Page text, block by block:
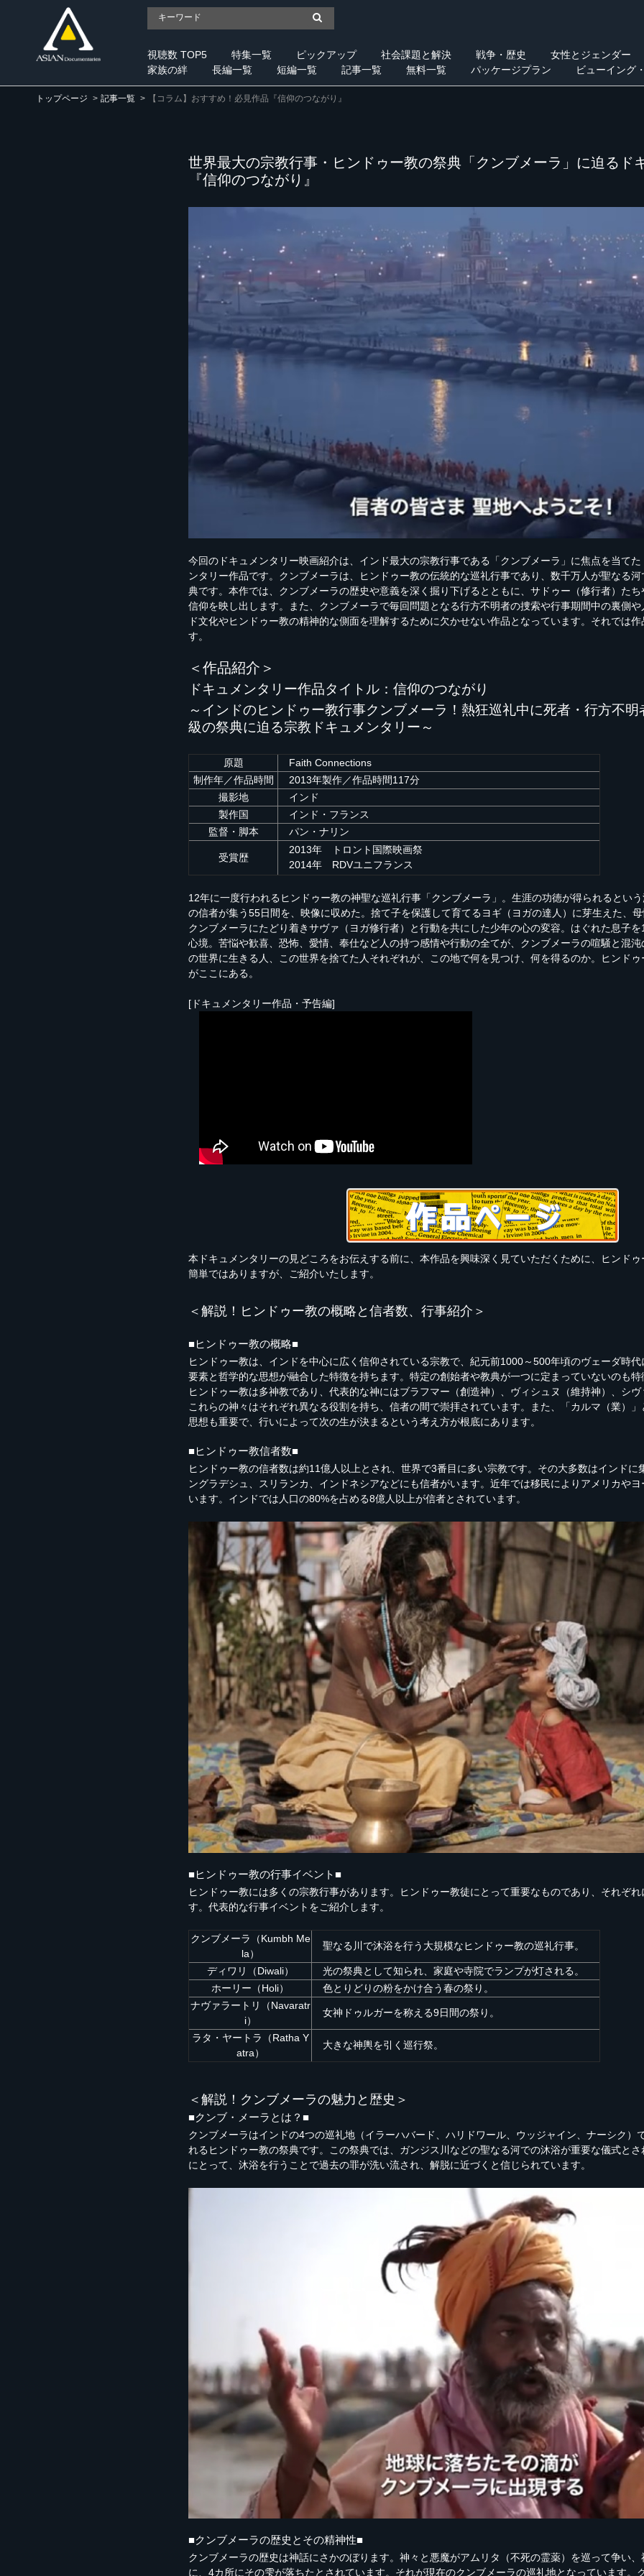
視聴数 TOP5 特集一覧 ピックアップ 社会課題と解決 戦争・歴史 女性とジェンダー
家族の絆
長編一覧 短編一覧 記事一覧 無料一覧 パッケージプラン ビューイング
トップページ 記事一覧 【コラム】おすすめ！必見作品『信仰のつながり』
世界最大の宗教行事・ヒンドゥー教の祭典「クンブメーラ」に迫るド
『信仰のつながり』
今回のドキュメンタリー映画紹介は、インド最大の宗教行事である「クンブメーラ」に焦点を当て
ンタリー作品です。クンブメーラは、ヒンドゥー教の伝統的な巡礼行事であり、数千万人が聖なる
典です。本作では、クンブメーラの歴史や意義を深く掘り下げるとともに、サドゥー（修行者）た
信仰を映し出します。また、クンブメーラで毎回問題となる行方不明者の捜索や行事期間中の裏側
ド文化やヒンドゥー教の精神的な側面を理解するために欠かせない作品となっています。それでは
す。
＜作品紹介＞
ドキュメンタリー作品タイトル：信仰のつながり
～インドのヒンドゥー教行事クンブメーラ！熱狂巡礼中に死者・行方不
級の祭典に迫る宗教ドキュメンタリー～
原題
Faith Connections
制作年／作品時間
2013年製作／作品時間117分
撮影地
インド
製作国
インド・フランス
監督・脚本
パン・ナリン
受賞歴
2013年 トロント国際映画祭
2014年 RDVユニフランス
12年に一度行われるヒンドゥー教の神聖な巡礼行事「クンブメーラ」。生涯の功徳が得られるとい
の信者が集う55日間を、映像に収めた。捨て子を保護して育てるヨギ（ヨガの達人）に芽生えた、
クンブメーラにたどり着きサヴァ（ヨガ修行者）と行動を共にした少年の心の変容。はぐれた息子
心境。苦悩や歓喜、恐怖、愛情、奉仕など人の持つ感情や行動の全てが、クンブメーラの喧騒と混沌
の世界に生きる人、この世界を捨てた人それぞれが、この地で何を見つけ、何を得るのか。ヒンド
がここにある。
[ドキュメンタリー作品・予告編]
本ドキュメンタリーの見どころをお伝えする前に、本作品を興味深く見ていただくために、ヒンド
簡単ではありますが、ご紹介いたします。
＜解説！ヒンドゥー教の概略と信者数、行事紹介＞
■ヒンドゥー教の概略■
ヒンドゥー教は、インドを中心に広く信仰されている宗教で、紀元前1000～500年頃のヴェーダ時
要素と哲学的な思想が融合した特徴を持ちます。特定の創始者や教典が一つに定まっていないのも特
ヒンドゥー教は多神教であり、代表的な神にはブラフマー（創造神）、ヴィシュヌ（維持神）、シヴ
これらの神々はそれぞれ異なる役割を持ち、信者の間で崇拝されています。また、「カルマ（業）
思想も重要で、行いによって次の生が決まるという考え方が根底にあります。
■ヒンドゥー教信者数■
ヒンドゥー教の信者数は約11億人以上とされ、世界で3番目に多い宗教です。その大多数はインドに
ングラデシュ、スリランカ、インドネシアなどにも信者がいます。近年では移民によりアメリカや
います。インドでは人口の80%を占める8億人以上が信者とされています。
■ヒンドゥー教の行事イベント■
ヒンドゥー教には多くの宗教行事があります。ヒンドゥー教徒にとって重要なものであり、それぞ
す。代表的な行事イベントをご紹介します。
クンブメーラ（Kumbh Me
la）
聖なる川で沐浴を行う大規模なヒンドゥー教の巡礼行事。
ディワリ（Diwali）
光の祭典として知られ、家庭や寺院でランプが灯される。
ホーリー（Holi）
色とりどりの粉をかけ合う春の祭り。
ナヴァラートリ（Navaratr
i）
女神ドゥルガーを称える9日間の祭り。
ラタ・ヤートラ（Ratha Y
atra）
大きな神輿を引く巡行祭。
＜解説！クンブメーラの魅力と歴史＞
■クンブ・メーラとは？■
クンブメーラはインドの4つの巡礼地（イラーハバード、ハリドワール、ウッジャイン、ナーシク）
れるヒンドゥー教の祭典です。この祭典では、ガンジス川などの聖なる河での沐浴が重要な儀式と
にとって、沐浴を行うことで過去の罪が洗い流され、解脱に近づくと信じられています。
■クンブメーラの歴史とその精神性■
クンブメーラの歴史は神話にさかのぼります。神々と悪魔がアムリタ（不死の霊薬）を巡って争い
に、4カ所にその雫が落ちたとされています。それが現在のクンブメーラの巡礼地となっています。